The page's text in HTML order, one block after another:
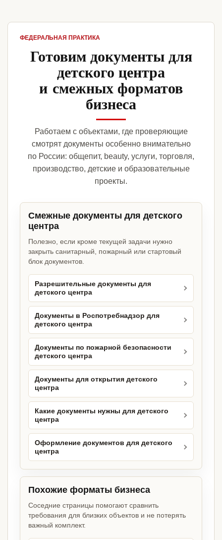
ФЕДЕРАЛЬНАЯ ПРАКТИКА
Готовим документы для
детского центра
и смежных форматов
бизнеса
Работаем с объектами, где проверяющие
смотрят документы особенно внимательно
по России: общепит, beauty, услуги, торговля,
производство, детские и образовательные
проекты.
Смежные документы для детского
центра
Полезно, если кроме текущей задачи нужно
закрыть санитарный, пожарный или стартовый
блок документов.
Разрешительные документы для
детского центра
Документы в Роспотребнадзор для
детского центра
Документы по пожарной безопасности
детского центра
Документы для открытия детского
центра
Какие документы нужны для детского
центра
Оформление документов для детского
центра
Похожие форматы бизнеса
Соседние страницы помогают сравнить
требования для близких объектов и не потерять
важный комплект.